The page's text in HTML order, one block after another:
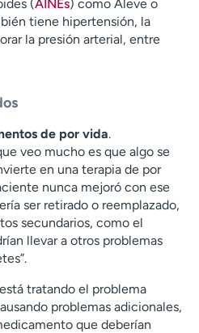
(AINEs) como Aleve o
tiene hipertensión, la
la presión arterial, entre
de por vida.
veo mucho es que algo se
en una terapia de por
nunca mejoró con ese
ser retirado o reemplazado,
secundarios, como el
llevar a otros problemas
tratando el problema
problemas adicionales,
que deberían